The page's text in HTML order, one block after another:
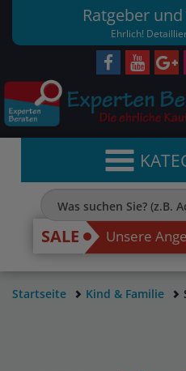
Ratgeber
Ehrlich!
SALE Unsere
Startseite Kind & Familie